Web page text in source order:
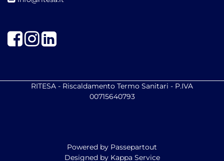
FacebookInstagram
LinkedIn
RITESA - Riscaldamento Termo Sanitari - P.IVA
00715640793
Powered by Passepartout
Designed by Kappa Service